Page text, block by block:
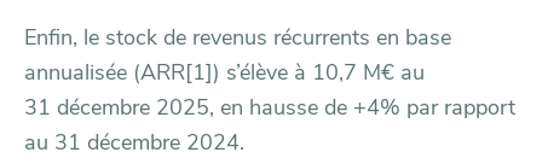
Enfin, le stock de revenus récurrents en base
annualisée (ARR[1]) s’élève à 10,7 M€ au
31 décembre 2025, en hausse de +4% par rapport
au 31 décembre 2024.